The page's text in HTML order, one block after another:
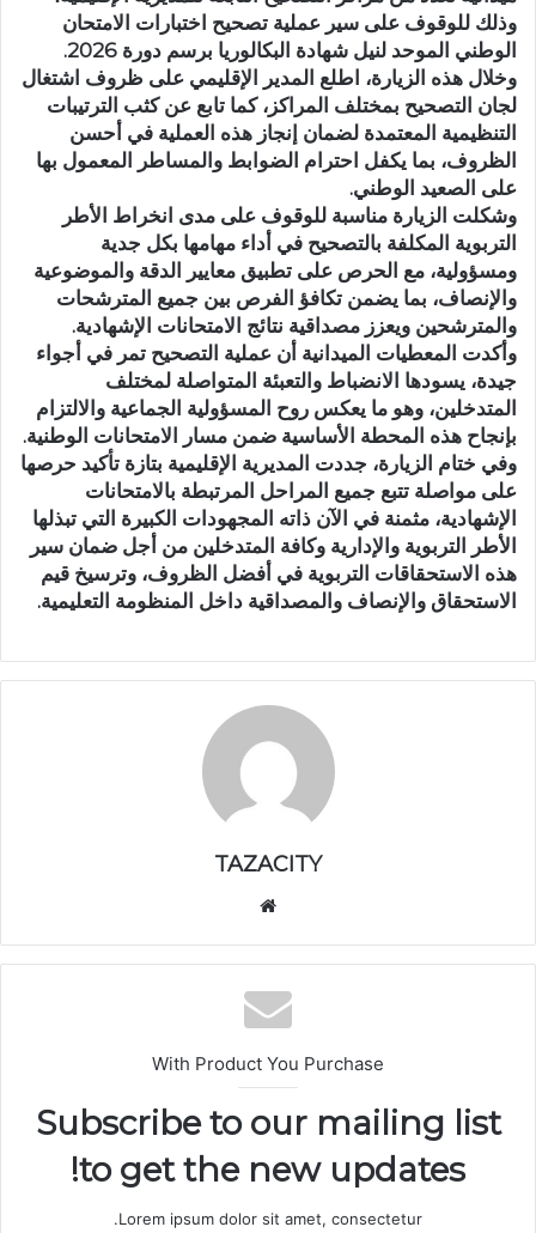
وذلك للوقوف على سير عملية تصحيح اختبارات الامتحان
الوطني الموحد لنيل شهادة البكالوريا برسم دورة 2026.
وخلال هذه الزيارة، اطلع المدير الإقليمي على ظروف اشتغال
لجان التصحيح بمختلف المراكز، كما تابع عن كثب الترتيبات
التنظيمية المعتمدة لضمان إنجاز هذه العملية في أحسن
الظروف، بما يكفل احترام الضوابط والمساطر المعمول بها
على الصعيد الوطني.
وشكلت الزيارة مناسبة للوقوف على مدى انخراط الأطر
التربوية المكلفة بالتصحيح في أداء مهامها بكل جدية
ومسؤولية، مع الحرص على تطبيق معايير الدقة والموضوعية
والإنصاف، بما يضمن تكافؤ الفرص بين جميع المترشحات
والمترشحين ويعزز مصداقية نتائج الامتحانات الإشهادية.
وأكدت المعطيات الميدانية أن عملية التصحيح تمر في أجواء
جيدة، يسودها الانضباط والتعبئة المتواصلة لمختلف
المتدخلين، وهو ما يعكس روح المسؤولية الجماعية والالتزام
بإنجاح هذه المحطة الأساسية ضمن مسار الامتحانات الوطنية.
وفي ختام الزيارة، جددت المديرية الإقليمية بتازة تأكيد حرصها
على مواصلة تتبع جميع المراحل المرتبطة بالامتحانات
الإشهادية، مثمنة في الآن ذاته المجهودات الكبيرة التي تبذلها
الأطر التربوية والإدارية وكافة المتدخلين من أجل ضمان سير
هذه الاستحقاقات التربوية في أفضل الظروف، وترسيخ قيم
الاستحقاق والإنصاف والمصداقية داخل المنظومة التعليمية.
TAZACITY
الوي
ب
With Product You Purchase
Subscribe to our mailing list
to get the new updates!
Lorem ipsum dolor sit amet, consectetur.